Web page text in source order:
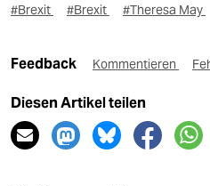
#Brexit #Brexit #Theresa May
Feedback Kommentieren
Diesen Artikel teilen